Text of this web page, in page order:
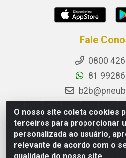
O nosso site coleta cookies
terceiros para proporcionar
personalizada ao usuário,
relevante de acordo com o
qualidade do nosso site.
Fale
0800
81
Privacidade e